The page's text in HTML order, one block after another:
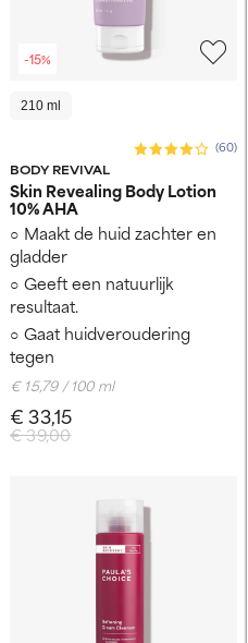
-15%
210 ml
BODY REVIVAL
(60)
Skin Revealing Body Lotion
10% AHA
Maakt de huid zachter en
gladder
Geeft een natuurlijk
resultaat.
Gaat huidveroudering
tegen
€ 39,00
€ 33,15
€ 15,79 / 100 ml